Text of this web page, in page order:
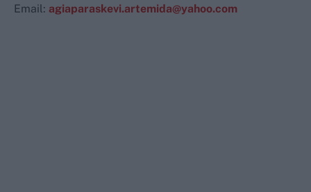
Email: agiaparaskevi.artemida@yahoo.com